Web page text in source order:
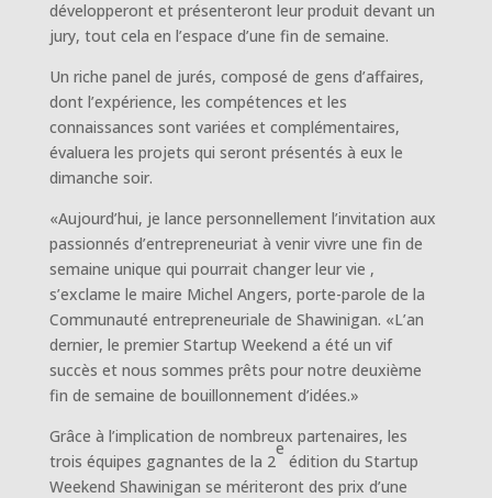
développeront et présenteront leur produit devant un
jury, tout cela en l’espace d’une fin de semaine.
Un riche panel de jurés, composé de gens d’affaires,
dont l’expérience, les compétences et les
connaissances sont variées et complémentaires,
évaluera les projets qui seront présentés à eux le
dimanche soir.
«Aujourd’hui, je lance personnellement l’invitation aux
passionnés d’entrepreneuriat à venir vivre une fin de
semaine unique qui pourrait changer leur vie ,
s’exclame le maire Michel Angers, porte-parole de la
Communauté entrepreneuriale de Shawinigan. «L’an
dernier, le premier Startup Weekend a été un vif
succès et nous sommes prêts pour notre deuxième
fin de semaine de bouillonnement d’idées.»
Grâce à l’implication de nombreux partenaires, les
trois équipes gagnantes de la 2
e
édition du Startup
Weekend Shawinigan se méri­teront des prix d’une